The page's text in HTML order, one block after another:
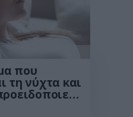
που
τη νύχτα και